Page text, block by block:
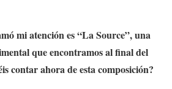
mi atención es “La Source”, una
que encontramos al final del
contar ahora de esta composición?